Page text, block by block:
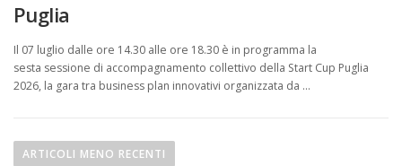
Puglia
Il 07 luglio dalle ore 14.30 alle ore 18.30 è in programma la
sesta sessione di accompagnamento collettivo della Start Cup Puglia
2026, la gara tra business plan innovativi organizzata da …
aARTICOLI MENO RECENTI